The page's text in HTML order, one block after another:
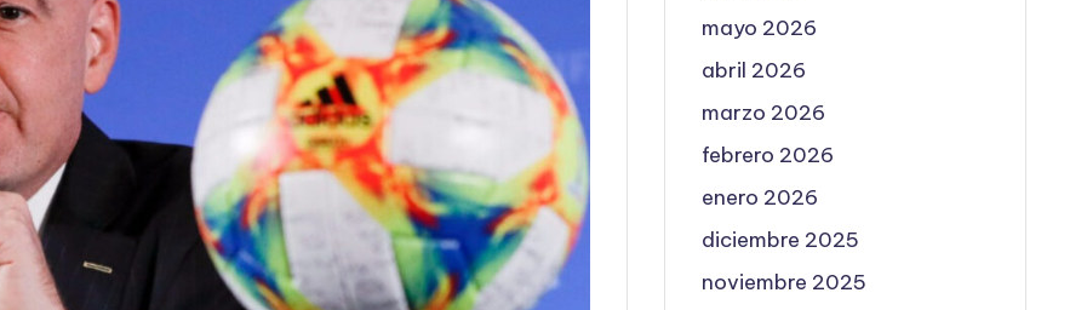
mayo 2026
abril 2026
marzo 2026
febrero 2026
enero 2026
diciembre 2025
noviembre 2025